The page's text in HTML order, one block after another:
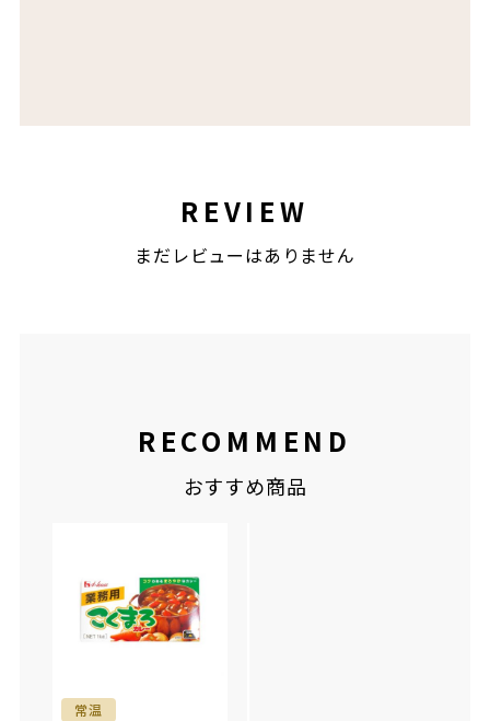
REVIEW
まだレビューはありません
RECOMMEND
おすすめ商品
常温